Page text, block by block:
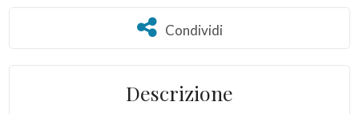
Condividi
Condividi
Descrizione